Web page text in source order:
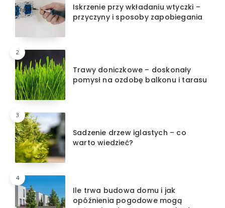
Iskrzenie przy wkładaniu wtyczki –
przyczyny i sposoby zapobiegania
2
Trawy doniczkowe – doskonały
pomysł na ozdobę balkonu i tarasu
3
Sadzenie drzew iglastych – co
warto wiedzieć?
4
Ile trwa budowa domu i jak
opóźnienia pogodowe mogą